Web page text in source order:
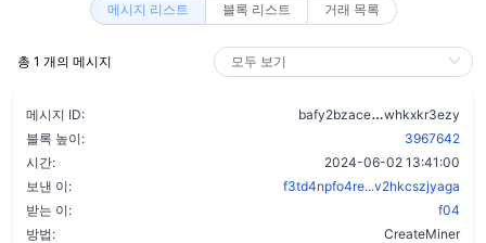
메시지 리스트 블록 리스트 거래 목록
총 1 개의 메시지
메시지 ID: bafy2bzace
whkxkr3ezy
블록 높이:
3967642
시간:
2024-06-02 13:41:00
보낸 이:
f3td4npfo4re...v2hkcszjyaga
받는 이:
f04
방법:
CreateMiner